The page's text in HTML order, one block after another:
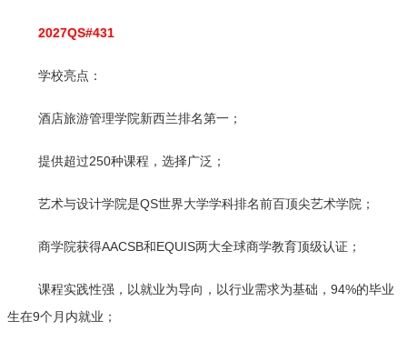
2027QS#431
学校亮点：
酒店旅游管理学院新西兰排名第一；
提供超过250种课程，选择广泛；
艺术与设计学院是QS世界大学学科排名前百顶尖艺术学院；
商学院获得AACSB和EQUIS两大全球商学教育顶级认证；
课程实践性强，以就业为导向，以行业需求为基础，94%的毕业
生在9个月内就业；